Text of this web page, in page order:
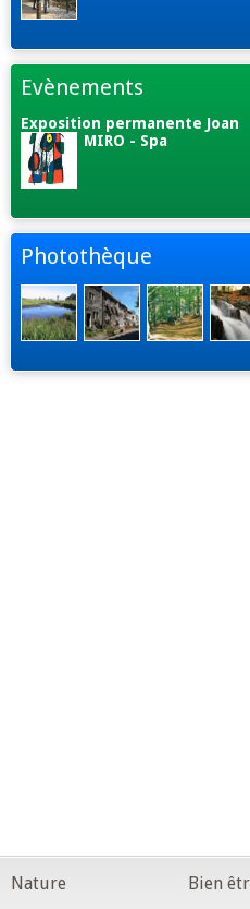
Evènements
Exposition permanente Joan
MIRO - Spa
Photothèque
Nature Bien